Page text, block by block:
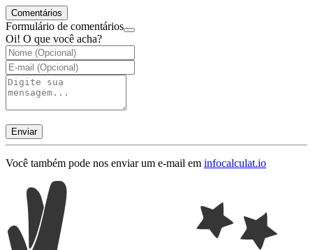
Comentários
Formulário de comentários
Oi! O que você acha?
Enviar
Você também pode nos enviar um e-mail em infocalculat.io